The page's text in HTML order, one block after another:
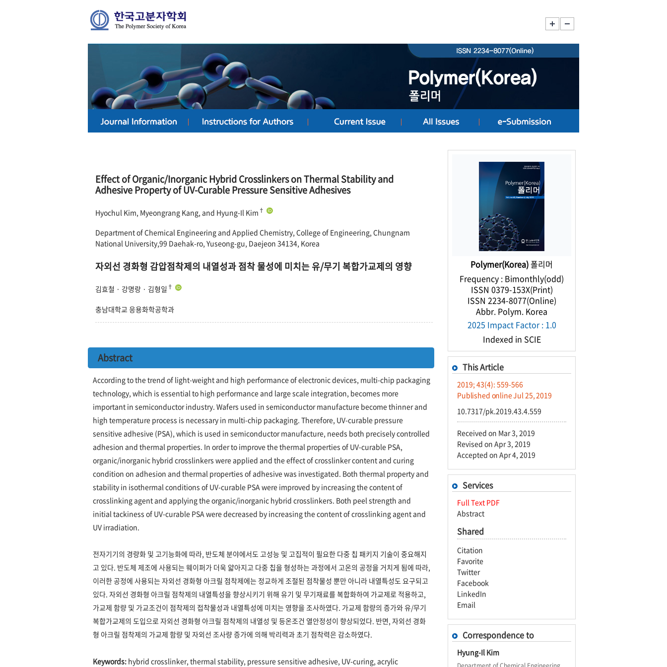
Effect of Organic/Inorganic Hybrid Crosslinkers on Thermal Stability and
Adhesive Property of UV-Curable Pressure Sensitive Adhesives
Hyochul Kim, Myeongrang Kang, and Hyung-Il Kim †
Department of Chemical Engineering and Applied Chemistry, College of Engineering, Chungnam
National University,99 Daehak-ro, Yuseong-gu, Daejeon 34134, Korea
자외선 경화형 감압점착제의 내열성과 점착 물성에 미치는 유/무기 복합가교제의 영향
김효철 · 강명랑 · 김형일 †
충남대학교 응용화학공학과
Abstract
According to the trend of light-weight and high performance of electronic devices, multi-chip packaging
technology, which is essential to high performance and large scale integration, becomes more
important in semiconductor industry. Wafers used in semiconductor manufacture become thinner and
high temperature process is necessary in multi-chip packaging. Therefore, UV-curable pressure
sensitive adhesive (PSA), which is used in semiconductor manufacture, needs both precisely controlled
adhesion and thermal properties. In order to improve the thermal properties of UV-curable PSA,
organic/inorganic hybrid crosslinkers were applied and the effect of crosslinker content and curing
condition on adhesion and thermal properties of adhesive was investigated. Both thermal property and
stability in isothermal conditions of UV-curable PSA were improved by increasing the content of
crosslinking agent and applying the organic/inorganic hybrid crosslinkers. Both peel strength and
initial tackiness of UV-curable PSA were decreased by increasing the content of crosslinking agent and
UV irradiation.
전자기기의 경량화 및 고기능화에 따라, 반도체 분야에서도 고성능 및 고집적이 필요한 다중 칩 패키지 기술이 중요해지
고 있다. 반도체 제조에 사용되는 웨이퍼가 더욱 얇아지고 다중 칩을 형성하는 과정에서 고온의 공정을 거치게 됨에 따라,
이러한 공정에 사용되는 자외선 경화형 아크릴 점착제에는 정교하게 조절된 점착물성 뿐만 아니라 내열특성도 요구되고
있다. 자외선 경화형 아크릴 점착제의 내열특성을 향상시키기 위해 유기 및 무기재료를 복합화하여 가교제로 적용하고,
가교제 함량 및 가교조건이 점착제의 접착물성과 내열특성에 미치는 영향을 조사하였다. 가교제 함량의 증가와 유/무기
복합가교제의 도입으로 자외선 경화형 아크릴 점착제의 내열성 및 등온조건 열안정성이 향상되었다. 반면, 자외선 경화
형 아크릴 점착제의 가교제 함량 및 자외선 조사량 증가에 의해 박리력과 초기 점착력은 감소하였다.
Keywords: hybrid crosslinker, thermal stability, pressure sensitive adhesive, UV-curing, acrylic
Polymer(Korea)폴리머
Frequency : Bimonthly(odd)
ISSN 0379-153X(Print)
ISSN 2234-8077(Online)
Abbr. Polym. Korea
2025 Impact Factor : 1.0
Indexed in SCIE
This Article
2019; 43(4): 559-566
Published online Jul 25, 2019
10.7317/pk.2019.43.4.559
Received on Mar 3, 2019
Revised on Apr 3, 2019
Accepted on Apr 4, 2019
Services
Full Text PDF
Abstract
Shared
Citation
Favorite
Twitter
Facebook
LinkedIn
Email
Correspondence to
Hyung-Il Kim